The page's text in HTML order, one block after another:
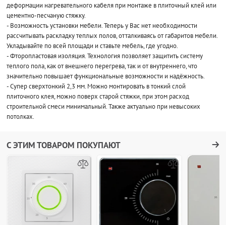
деформации нагревательного кабеля при монтаже в плиточный клей или
цементно-песчаную стяжку.
- Возможность установки мебели. Теперь у Вас нет необходимости
рассчитывать раскладку теплых полов, отталкиваясь от габаритов мебели.
Укладывайте по всей площади и ставьте мебель, где угодно.
- Фторопластовая изоляция. Технология позволяет защитить систему
теплого пола, как от внешнего перегрева, так и от внутреннего, что
значительно повышает функциональные возможности и надёжность.
- Супер сверхтонкий 2,3 мм. Можно монтировать в тонкий слой
плиточного клея, можно поверх старой стяжки, при этом расход
строительной смеси минимальный. Также актуально при невысоких
потолках.
С ЭТИМ ТОВАРОМ ПОКУПАЮТ